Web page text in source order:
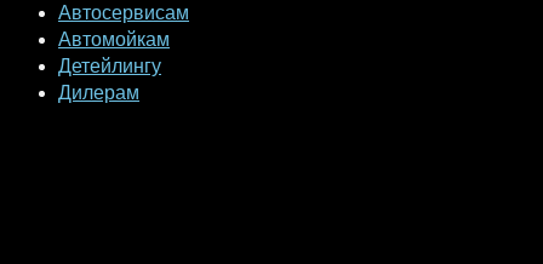
Автосервисам
Автомойкам
Детейлингу
Дилерам